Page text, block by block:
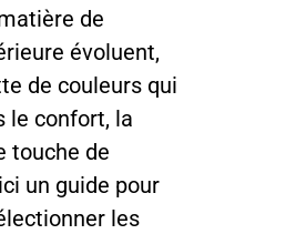
de
évoluent,
de couleurs qui
le confort, la
touche de
un guide pour
les